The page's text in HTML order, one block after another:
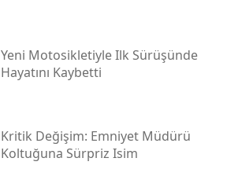
Yeni Motosikletiyle Ilk Sürüşünde
Hayatını Kaybetti
Kritik Değişim: Emniyet Müdürü
Koltuğuna Sürpriz Isim